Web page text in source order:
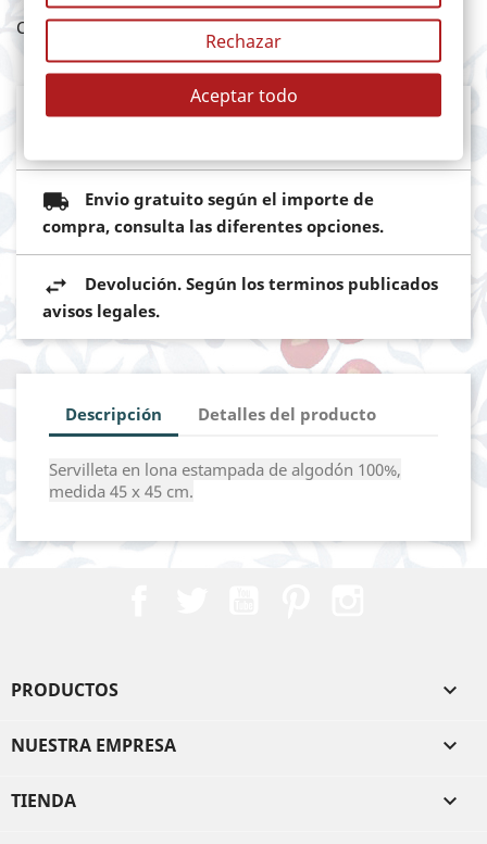
Compartir
Mediante pasarela de pago segura del
Envio gratuito según el importe de
compra, consulta las diferentes opciones.
Devolución. Según los terminos publicados
avisos legales.
Descripción Detalles del producto
Servilleta en lona estampada de algodón 100%,
medida 45 x 45 cm.
PRODUCTOS 
NUESTRA EMPRESA 
TIENDA 
Rechazar
Aceptar todo